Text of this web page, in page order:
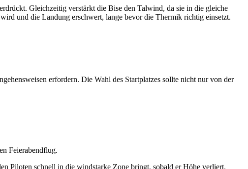
Gleichzeitig verstärkt die Bise den Talwind, da sie in die gleiche
und die Landung erschwert, lange bevor die Thermik richtig einsetzt.
erfordern. Die Wahl des Startplatzes sollte nicht nur von der
Feierabendflug.
Piloten schnell in die windstarke Zone bringt, sobald er Höhe verliert.